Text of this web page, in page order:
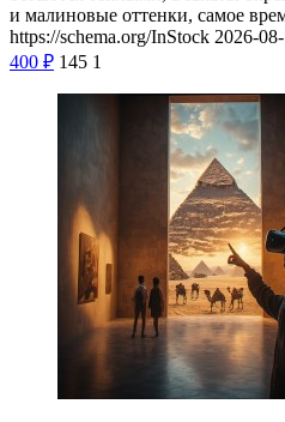
и малиновые оттенки, самое
https://schema.org/InStock 2026-
400 ₽ 145 1